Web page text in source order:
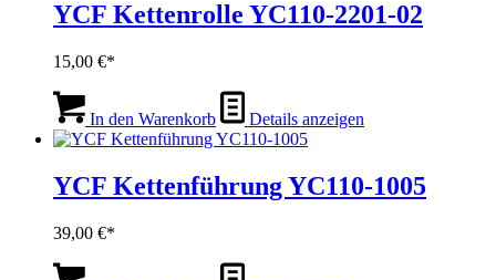
Varianten
auf.
können
auf
der
Produktseite
werden
YCF Kettenrolle YC110-2201-02
15,00 €
In den Warenkorb Details anzeigen
YCF Kettenführung YC110-1005
39,00 €